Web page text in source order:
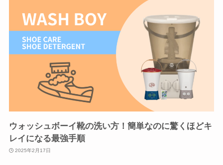
ウォッシュボーイ靴の洗い方！簡単なのに驚くほどキ
レイになる最強手順
2025年2月17日